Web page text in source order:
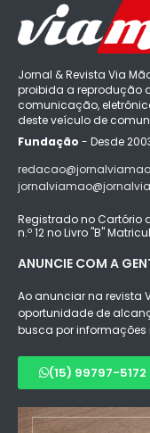
Jornal & Revista Via
proibida a reprodução
comunicação,
deste veículo de
Fundação - Desde
Registrado no Cartório
n.º 12 no Livro "B"
ANUNCIE COM A
Ao anunciar na revista
oportunidade de
busca por informações
(15) 99797-5172